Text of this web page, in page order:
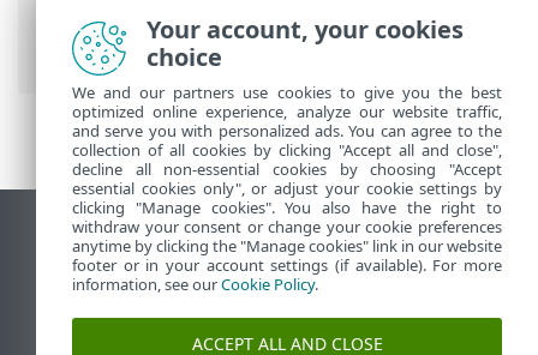
ESET VPN สำหรับเราเตอร์
> การตั้งค่าการ
กำหนดค่า Asus
ดูไซต์เดสก์ท็อป
End of Life
Your account, your cookies
choice
We and our partners use cookies to give you the best
optimized online experience, analyze our website traffic,
and serve you with personalized ads. You can agree to the
collection of all cookies by clicking "Accept all and close",
decline all non-essential cookies by choosing "Accept
essential cookies only", or adjust your cookie settings by
clicking "Manage cookies". You also have the right to
withdraw your consent or change your cookie preferences
anytime by clicking the "Manage cookies" link in our website
footer or in your account settings (if available). For more
information, see ourCookie Policy.
ACCEPT ALL AND CLOSE